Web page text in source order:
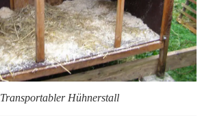
Transportabler Hühnerstall